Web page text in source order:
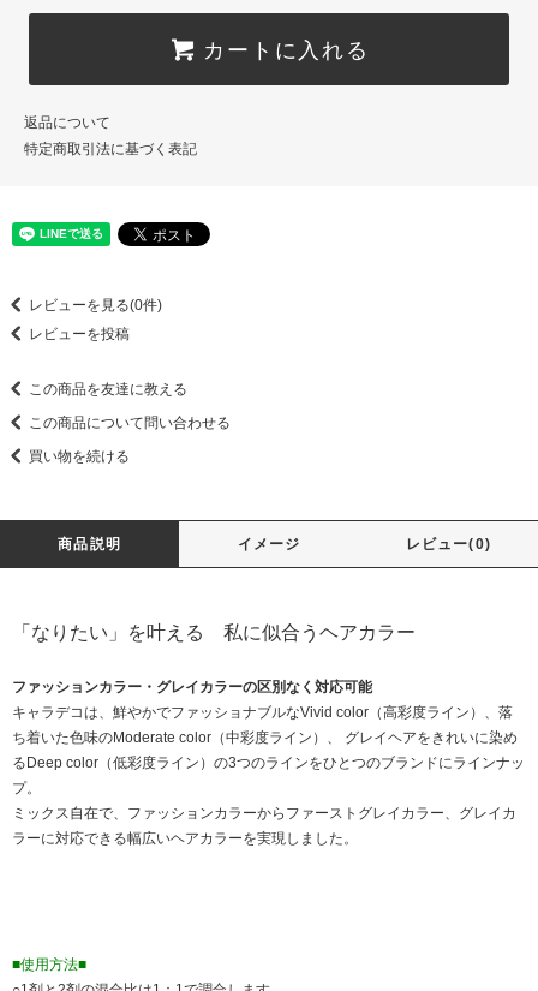
カートに入れる
返品について
特定商取引法に基づく表記
レビューを見る(0件)
レビューを投稿
この商品を友達に教える
この商品について問い合わせる
買い物を続ける
商品説明 イメージ レビュー(0)
「なりたい」を叶える 私に似合うヘアカラー
ファッションカラー・グレイカラーの区別なく対応可能
キャラデコは、鮮やかでファッショナブルなVivid color（高彩度ライン）、落
ち着いた色味のModerate color（中彩度ライン）、 グレイヘアをきれいに染め
るDeep color（低彩度ライン）の3つのラインをひとつのブランドにラインナッ
プ。
ミックス自在で、ファッションカラーからファーストグレイカラー、グレイカ
ラーに対応できる幅広いヘアカラーを実現しました。
■使用方法■